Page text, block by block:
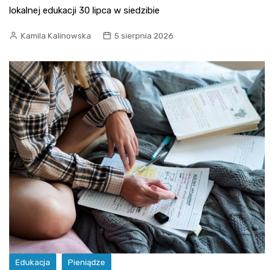
lokalnej edukacji 30 lipca w siedzibie
Kamila Kalinowska 5 sierpnia 2026
Edukacja Pieniądze